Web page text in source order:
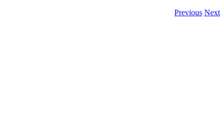
Previous Next